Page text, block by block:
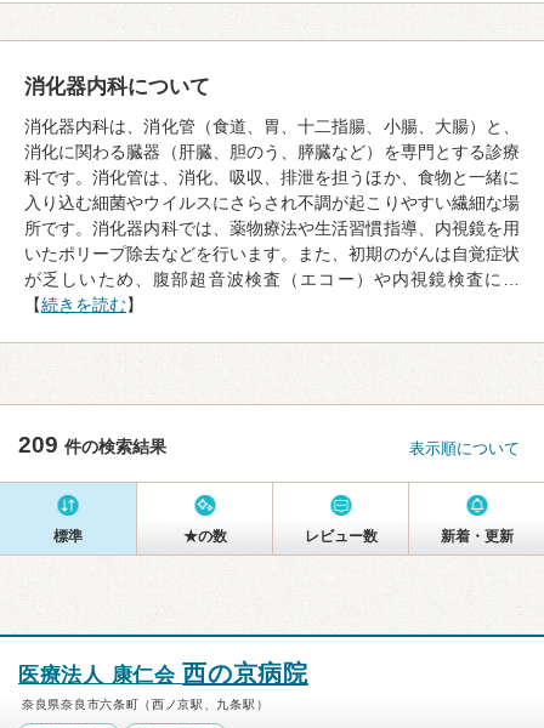
消化器内科について
消化器内科は、消化管（食道、胃、十二指腸、小腸、大腸）と、
消化に関わる臓器（肝臓、胆のう、膵臓など）を専門とする診療
科です。消化管は、消化、吸収、排泄を担うほか、食物と一緒に
入り込む細菌やウイルスにさらされ不調が起こりやすい繊細な場
所です。消化器内科では、薬物療法や生活習慣指導、内視鏡を用
いたポリープ除去などを行います。また、初期のがんは自覚症状
が乏しいため、腹部超音波検査（エコー）や内視鏡検査に…
【続きを読む】
209 件の検索結果 表示順について
標準 ★の数 レビュー数 新着・更新
医療法人 康仁会 西の京病院
奈良県奈良市六条町（西ノ京駅、九条駅）